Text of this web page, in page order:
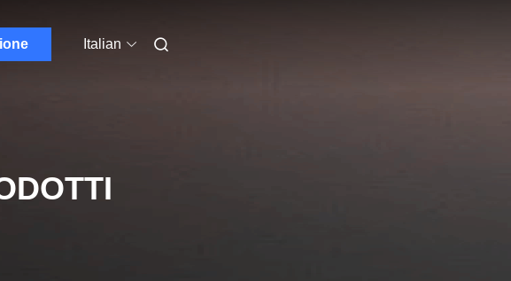
Italian